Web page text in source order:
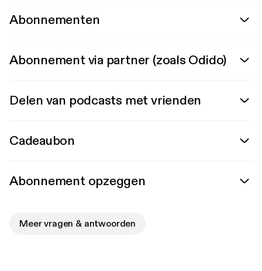
Abonnementen
Abonnement via partner (zoals Odido)
Delen van podcasts met vrienden
Cadeaubon
Abonnement opzeggen
Meer vragen & antwoorden